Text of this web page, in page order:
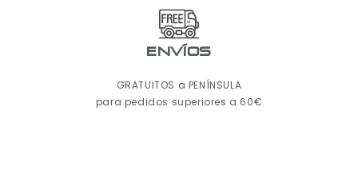
ENVÍOS
GRATUITOS a PENÍNSULA
para pedidos superiores a 60€